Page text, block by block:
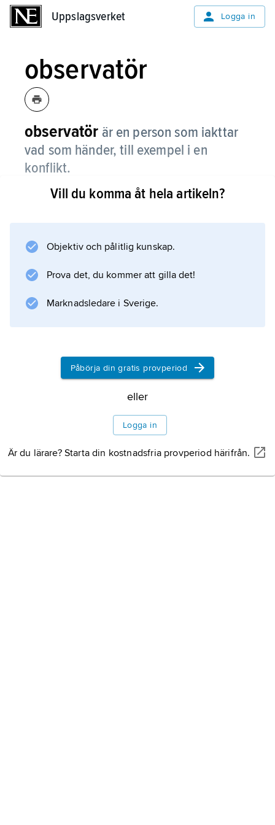
Uppslagsverket Logga in
observatör
observatör är en person som iakttar
vad som händer, till exempel i en
konflikt.
Ibland kan observatörer själva delta i det som
.
Information om artikeln
Vill du komma åt hela artikeln?
Objektiv och pålitlig kunskap.
Prova det, du kommer att gilla det!
Marknadsledare i Sverige.
Påbörja din gratis provperiod
eller
Logga in
Är du lärare? Starta din kostnadsfria provperiod härifrån.